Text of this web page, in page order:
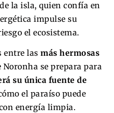
la isla, quien confía en
impulse su
el ecosistema.
entre las más hermosas
Noronha se prepara para
su única fuente de
el paraíso puede
energía limpia.